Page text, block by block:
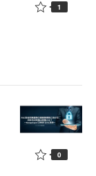
1
0